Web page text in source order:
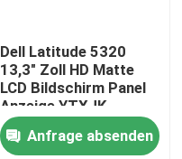
Dell Latitude 5320
13,3" Zoll HD Matte
LCD Bildschirm Panel
Anzeige YTXJK
Anfrage absenden